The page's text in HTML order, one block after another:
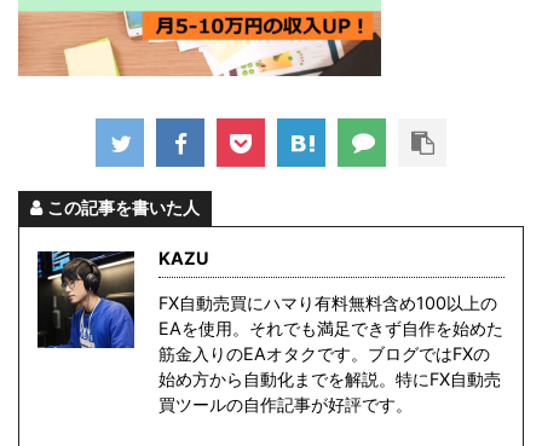
この記事を書いた人
KAZU
FX自動売買にハマり有料無料含め100以上の
EAを使用。それでも満足できず自作を始めた
筋金入りのEAオタクです。ブログではFXの
始め方から自動化までを解説。特にFX自動売
買ツールの自作記事が好評です。